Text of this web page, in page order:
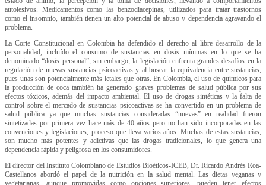
autolesivos. Medicamentos como las benzodiacepinas, utilizados para tratar trastornos
como el insomnio, también tienen un alto potencial de abuso y dependencia agravando el
problema.
La Corte Constitucional en Colombia ha defendido el derecho al libre desarrollo de la
personalidad, incluído el consumo de sustancias en dosis mínimas en lo que se ha
denominado “dosis personal”, sin embargo, la legislación enfrenta grandes desafíos en la
regulación de nuevas sustancias psicoactivas y al buscar la equivalencia entre sustancias,
pues unas son potencialmente más letales que otras. En Colombia, el uso de químicos para
la producción de coca también ha generado graves problemas de salud pública por sus
efectos tóxicos, además del impacto ambiental. El uso de drogas sintéticas y la falta de
control sobre el mercado de sustancias psicoactivas se ha convertido en un problema de
salud pública ya que muchas sustancias consideradas “nuevas” en realidad fueron
sintetizadas por primera vez hace más de 40 años pero no han sido incorporadas en las
convenciones y legislaciones, proceso que lleva varios años. Muchas de estas sustancias,
son mucho más potentes y adictivas que las drogas tradicionales, lo que genera una
dependencia rápida y peligrosa en los consumidores.
El director del Instituto Colombiano de Estudios Bioéticos-ICEB, Dr. Ricardo Andrés Roa-
Castellanos abordó el papel de la nutrición en la salud mental. Las dietas veganas y
vegetarianas, aunque promovidas como opciones superiores, pueden tener efectos